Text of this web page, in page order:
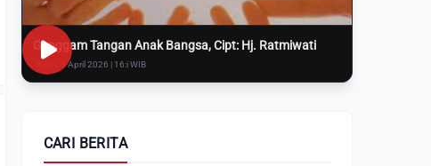
Genggam Tangan Anak Bangsa, Cipt: Hj. Ratmiwati
Rabu, 8 April 2026 | 16:i WIB
CARI BERITA